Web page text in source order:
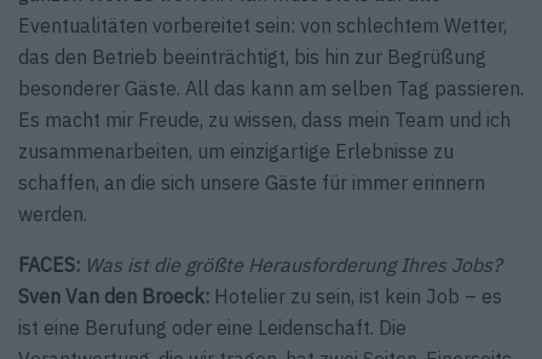
Eventualitäten vorbereitet sein: von schlechtem Wetter,
das den Betrieb beeinträchtigt, bis hin zur Begrüßung
besonderer Gäste. All das kann am selben Tag passieren.
Es macht mir Freude, zu wissen, dass mein Team und ich
zusammenarbeiten, um einzigartige Erlebnisse zu
schaffen, an die sich unsere Gäste für immer erinnern
werden.
FACES: Was ist die größte Herausforderung Ihres Jobs?
Sven Van den Broeck: Hotelier zu sein, ist kein Job – es
ist eine Berufung oder eine Leidenschaft. Die